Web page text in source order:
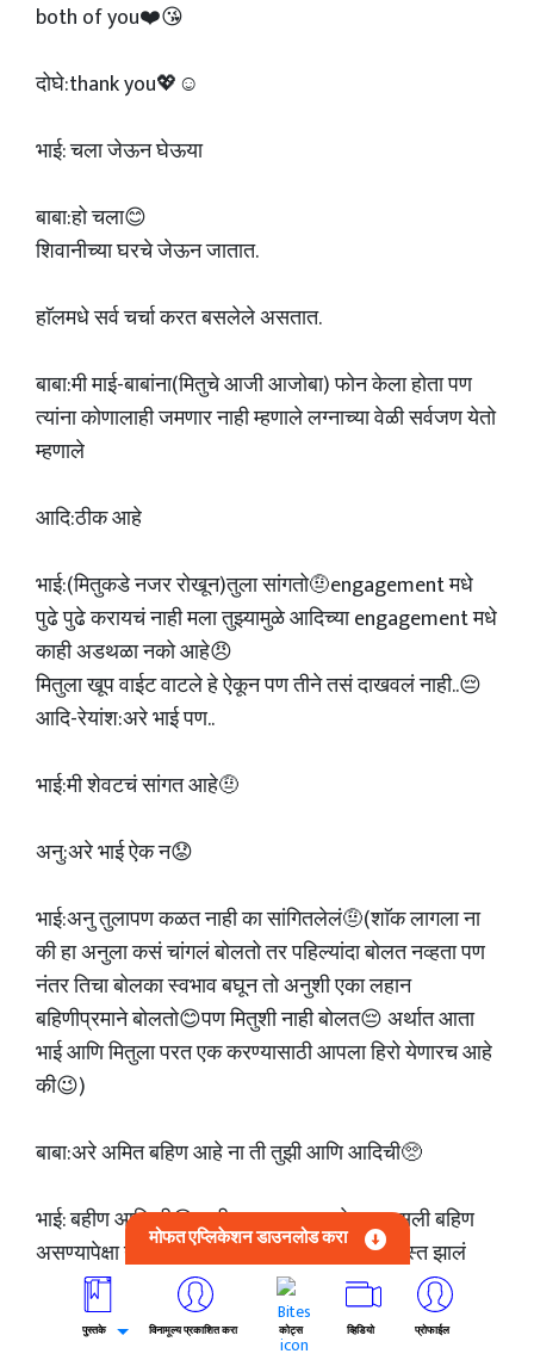
both of you❤️😘
दोघे:thank you💖☺️
भाई: चला जेऊन घेऊया
बाबा:हो चला😊
शिवानीच्या घरचे जेऊन जातात.
हाॅलमधे सर्व चर्चा करत बसलेले असतात.
बाबा:मी माई-बाबांना(मितुचे आजी आजोबा) फोन केला होता पण
त्यांना कोणालाही जमणार नाही म्हणाले लग्नाच्या वेळी सर्वजण येतो
म्हणाले
आदि:ठीक आहे
भाई:(मितुकडे नजर रोखून)तुला सांगतो🤨engagement मधे
पुढे पुढे करायचं नाही मला तुझ्यामुळे आदिच्या engagement मधे
काही अडथळा नको आहे😠
मितुला खूप वाईट वाटले हे ऐकून पण तीने तसं दाखवलं नाही..😔
आदि-रेयांश:अरे भाई पण..
भाई:मी शेवटचं सांगत आहे🤨
अनु:अरे भाई ऐक न😟
भाई:अनु तुलापण कळत नाही का सांगितलेलं🤨(शाॅक लागला ना
की हा अनुला कसं चांगलं बोलतो तर पहिल्यांदा बोलत नव्हता पण
नंतर तिचा बोलका स्वभाव बघून तो अनुशी एका लहान
बहिणीप्रमाने बोलतो😊पण मितुशी नाही बोलत😔 अर्थात आता
भाई आणि मितुला परत एक करण्यासाठी आपला हिरो येणारच आहे
की😉)
बाबा:अरे अमित बहिण आहे ना ती तुझी आणि आदिची🥺
भाई: बहीण आणि ही😏माझी फक्त एकच आहे मनु असली बहिण
असण्यापेक्षा नसलेली बरी हिच्यामुळे माझं आयुष्य उध्वस्त झालं
आहे पण मी आदिच आयुष्य उध्वस्त होऊ देणार नाही😠आणि हा
माझा final decision आहे.
मोफत एप्लिकेशन डाउनलोड करा
पुस्तके विनामूल्य प्रकाशित करा कोट्स व्हिडियो प्रोफाईल